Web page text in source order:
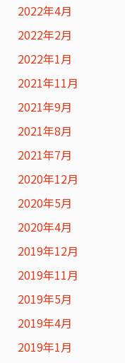
2022年4月
2022年2月
2022年1月
2021年11月
2021年9月
2021年8月
2021年7月
2020年12月
2020年5月
2020年4月
2019年12月
2019年11月
2019年5月
2019年4月
2019年1月